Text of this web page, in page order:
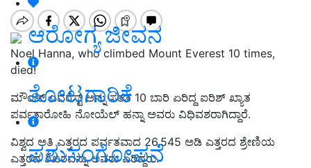
ಆರೋಗ್ಯ ಜೀವನ
ತೋಟಗಾರಿಕೆ
ಪಶುಸಂಗೋಪನೆ
Noel Hanna, who climbed Mount Everest 10 times,
died!
ಮೌಂಟ್ ಎವರೆಸ್ಟ್ ಅನ್ನು ಸತತ 10 ಬಾರಿ ಏರಿದ್ದ ಐರಿಶ್ ಖ್ಯಾತ
ಪರ್ವತಾರೋಹಿ ನೋಯೆಲ್ ಹನ್ನಾ ಅವರು ವಿಧಿವಶರಾಗಿದ್ದಾರೆ.
ವಿಶ್ವದ ಅತಿ ಎತ್ತರದ ಪರ್ವತವಾದ 26,545 ಅಡಿ ಎತ್ತರದ ಶ್ರೇಣಿಯ
ಎತ್ತರದ ಶಿಖರವನ್ನು ಅವರು ಏರಿದ್ದರು.